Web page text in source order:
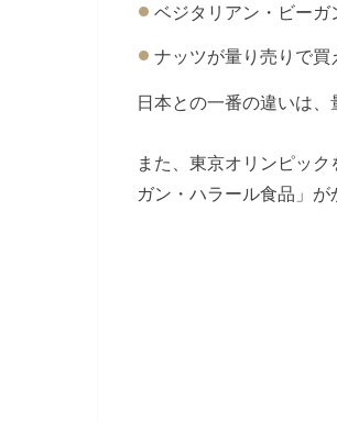
ベジタリアン・ビー
ナッツが量り売りで買
日本との一番の違いは、
また、東京オリンピッ
ガン・ハラール食品」が